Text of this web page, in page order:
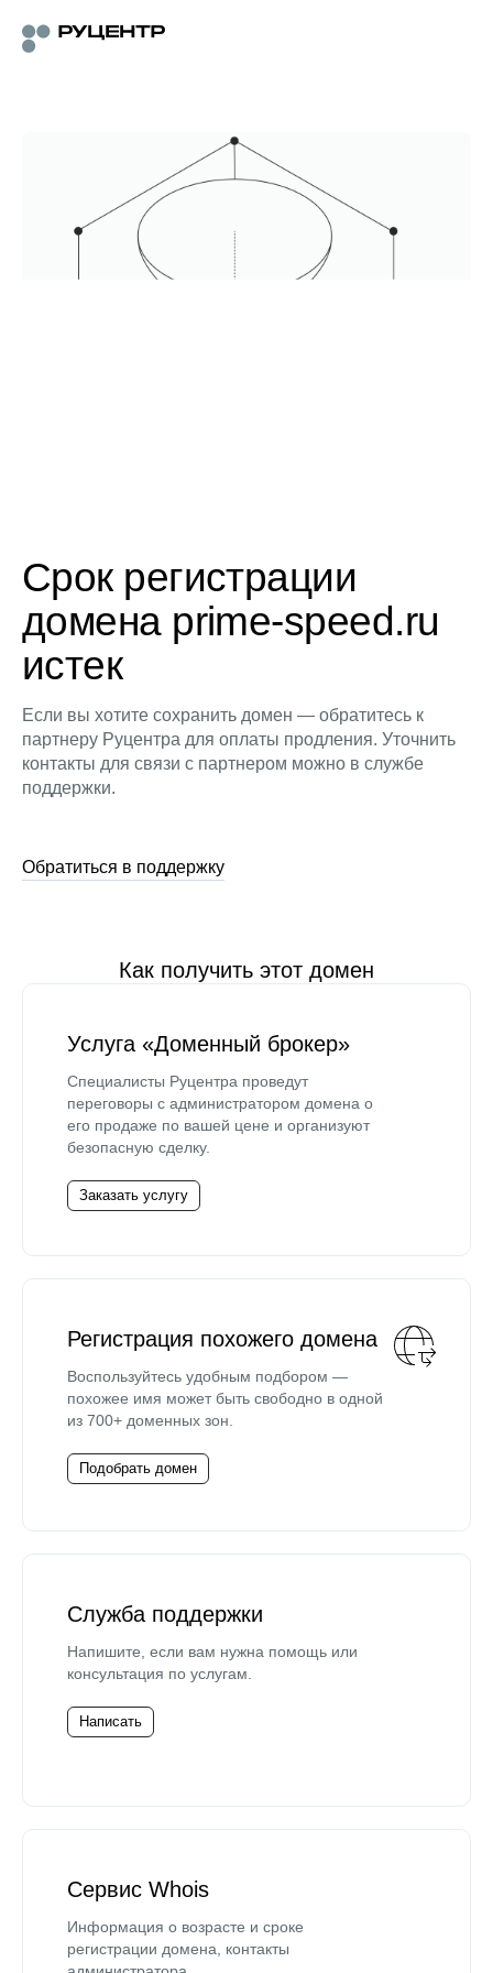
Срок регистрации
домена prime-speed.ru
истек
Если вы хотите сохранить домен — обратитесь к
партнеру Руцентра для оплаты продления. Уточнить
контакты для связи с партнером можно в службе
поддержки.
Обратиться в поддержку
Как получить этот домен
Услуга «Доменный брокер»
Специалисты Руцентра проведут
переговоры с администратором домена о
его продаже по вашей цене и организуют
безопасную сделку.
Заказать услугу
Регистрация похожего домена
Воспользуйтесь удобным подбором —
похожее имя может быть свободно в одной
из 700+ доменных зон.
Подобрать домен
Служба поддержки
Напишите, если вам нужна помощь или
консультация по услугам.
Написать
Сервис Whois
Информация о возрасте и сроке
регистрации домена, контакты